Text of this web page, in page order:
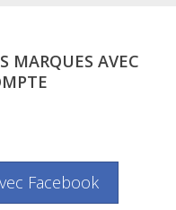
MARQUES AVEC
Facebook